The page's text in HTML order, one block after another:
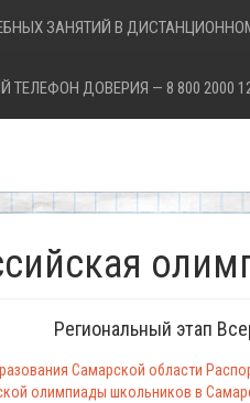
ЗАНЯТИЙ В
ДОВЕРИЯ — 8 800 2000
Региональный этап
Самарской области
олимпиады школьников в